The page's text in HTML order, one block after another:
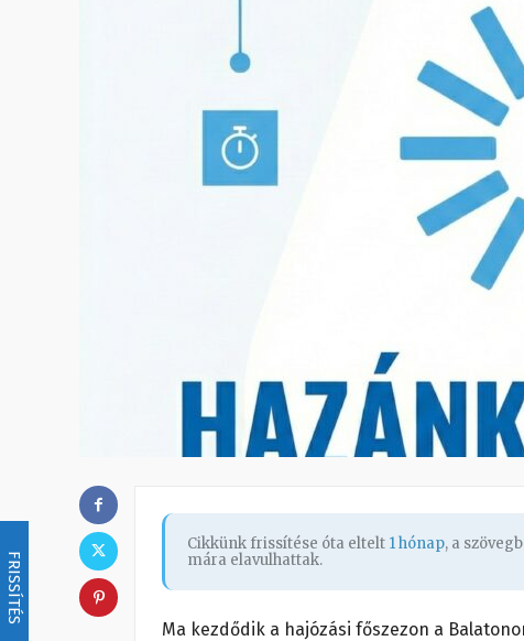
FRISSÍTÉS
Cikkünk frissítése óta eltelt 1 hónap, a
mára elavulhattak.
Ma kezdődik a hajózási főszezon a